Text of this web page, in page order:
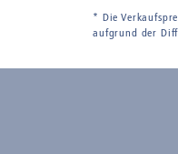
* Die
aufgrund der